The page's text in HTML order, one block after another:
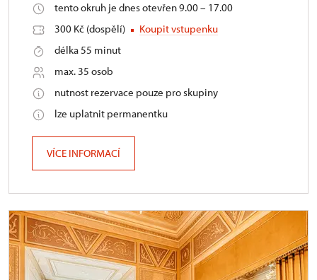
tento okruh je dnes otevřen 9.00 – 17.00
300 Kč (dospělí)
Koupit vstupenku
délka 55 minut
max. 35 osob
nutnost rezervace pouze pro skupiny
lze uplatnit permanentku
VÍCE INFORMACÍ